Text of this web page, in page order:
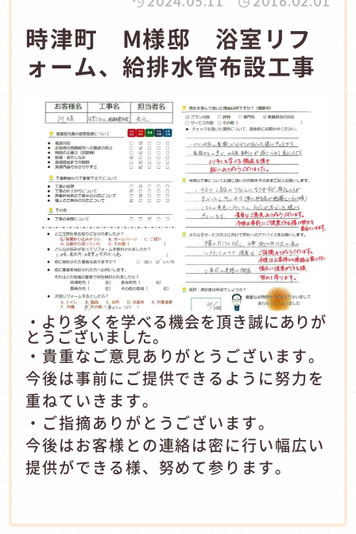
時津町 M様邸 浴室リフ
ォーム、給排水管布設工事
・より多くを学べる機会を頂き誠にありが
とうございました。
・貴重なご意見ありがとうございます。
今後は事前にご提供できるように努力を
重ねていきます。
・ご指摘ありがとうございます。
今後はお客様との連絡は密に行い幅広い
提供ができる様、努めて参ります。